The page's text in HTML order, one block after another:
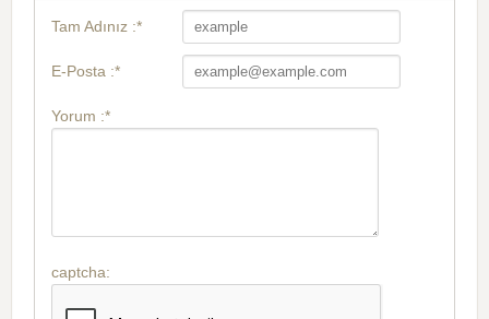
Tam Adınız :*
E-Posta :*
Yorum :*
captcha: